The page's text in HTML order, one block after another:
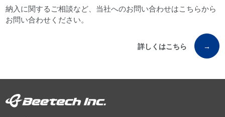
納入に関するご相談など、当社へのお問い合わせはこちらから
お問い合わせください。
詳しくはこちら →